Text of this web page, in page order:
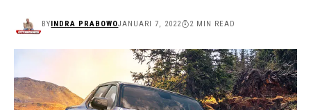
BYINDRA PRABOWOJANUARI 7, 2022 2 MIN READ